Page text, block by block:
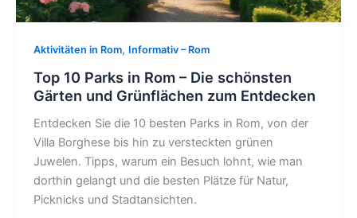
Aktivitäten in Rom, Informativ – Rom
Top 10 Parks in Rom – Die schönsten
Gärten und Grünflächen zum Entdecken
Entdecken Sie die 10 besten Parks in Rom, von der
Villa Borghese bis hin zu versteckten grünen
Juwelen. Tipps, warum ein Besuch lohnt, wie man
dorthin gelangt und die besten Plätze für Natur,
Picknicks und Stadtansichten.